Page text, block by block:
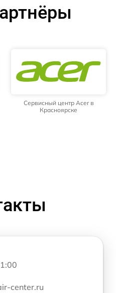
Сервисный центр Acer в
Красноярске
center.ru